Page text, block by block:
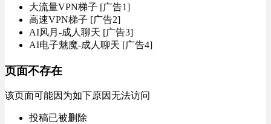
大流量VPN梯子 [广告1]
高速VPN梯子 [广告2]
AI风月-成人聊天 [广告3]
AI电子魅魔-成人聊天 [广告4]
页面不存在
该页面可能因为如下原因无法访问
投稿已被删除